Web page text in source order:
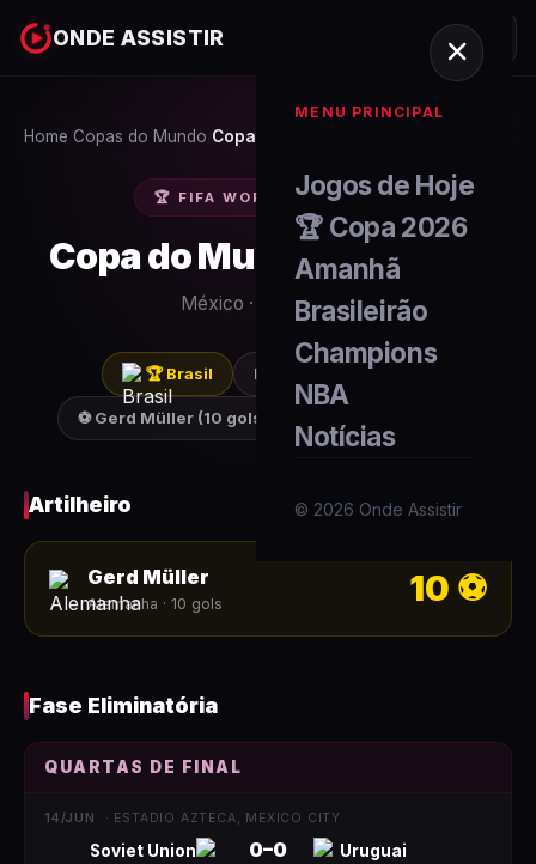
ONDE ASSISTIR
MENU PRINCIPAL
Jogos de Hoje
🏆 Copa 2026
Amanhã
Brasileirão
Champions
NBA
Notícias
© 2026 Onde Assistir
Home Copas do Mundo Copa 1970
🏆 FIFA WORLD CUP1970
Copa do Mundo FIFA
México · seleções
🏆Brasil Final: 4-1
⚽Gerd Müller(10 gols)
Artilheiro
Gerd Müller
Alemanha · 10 gols 10 ⚽
Fase Eliminatória
QUARTAS DE FINAL
14/JUN · ESTADIO AZTECA, MEXICO CITY
Soviet Union 0–0 Uruguai